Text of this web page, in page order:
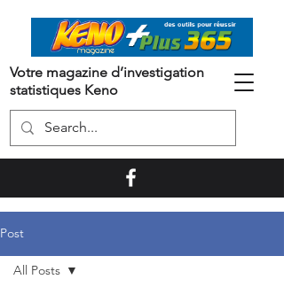
Votre magazine d’investigation
statistiques Keno
Post
All Posts